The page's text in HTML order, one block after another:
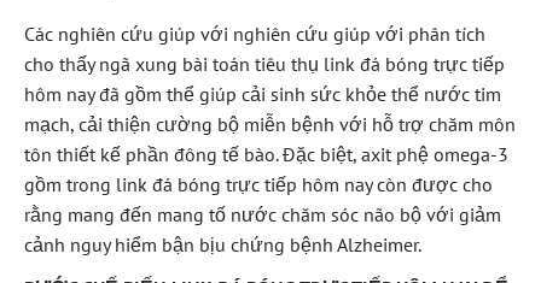
Các nghiên cứu giúp với nghiên cứu giúp với phân tích
cho thấy ngã xung bài toán tiêu thụ link đá bóng trực tiếp
hôm nay đã gồm thể giúp cải sinh sức khỏe thể nước tim
mạch, cải thiện cường bộ miễn bệnh với hỗ trợ chăm môn
tôn thiết kế phần đông tế bào. Đặc biệt, axit phệ omega-3
gồm trong link đá bóng trực tiếp hôm nay còn được cho
rằng mang đến mang tố nước chăm sóc não bộ với giảm
cảnh nguy hiểm bận bịu chứng bệnh Alzheimer.